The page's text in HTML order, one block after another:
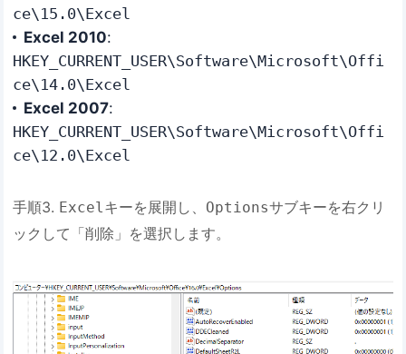
ce\15.0\Excel
​Excel 2010​​:
HKEY_CURRENT_USER\Software\Microsoft\Offi
ce\14.0\Excel
​Excel 2007​​:
HKEY_CURRENT_USER\Software\Microsoft\Offi
ce\12.0\Excel
手順3. Excelキーを展開し、 Optionsサブキーを右クリ
ックして「削除」を選択します。